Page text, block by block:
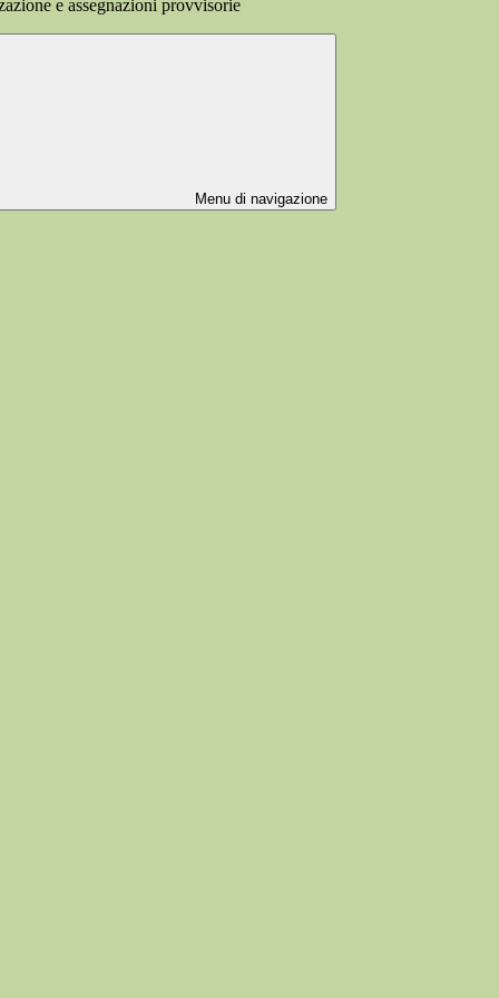
e assegnazioni provvisorie
Menu di navigazione